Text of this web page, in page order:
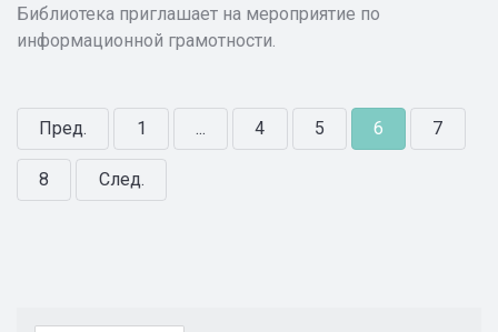
Библиотека приглашает на мероприятие по
информационной грамотности.
Пред. 1 ... 4 5 6 7
8 След.